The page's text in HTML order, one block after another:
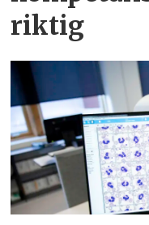
riktig